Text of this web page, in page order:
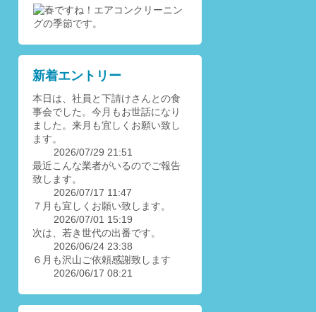
新着エントリー
本日は、社員と下請けさんとの食
事会でした。今月もお世話になり
ました。来月も宜しくお願い致し
ます。
2026/07/29 21:51
最近こんな業者がいるのでご報告
致します。
2026/07/17 11:47
７月も宜しくお願い致します。
2026/07/01 15:19
次は、若き世代の出番です。
2026/06/24 23:38
６月も沢山ご依頼感謝致します
2026/06/17 08:21